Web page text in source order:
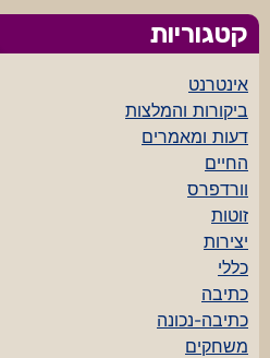
קטגוריות
אינטרנט
ביקורות והמלצות
דעות ומאמרים
החיים
וורדפרס
זוטות
יצירות
כללי
כתיבה
כתיבה-נכונה
משחקים